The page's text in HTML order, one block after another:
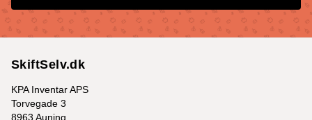
SkiftSelv.dk
KPA Inventar APS
Torvegade 3
8963 Auning